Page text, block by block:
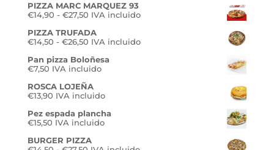
precios:
desde
hasta
€7,90
PIZZA MARC MARQUEZ 93
€14,90 - €27,50Rango
precios:
desde
hasta
€27,50
IVA incluido
PIZZA TRUFADA
€14,50 - €26,50Rango
precios:
desde
hasta
€26,50
IVA incluido
Pan pizza Boloñesa
€7,50 IVA incluido
ROSCA LOJEÑA
€13,90 IVA incluido
Pez espada plancha
€15,50 IVA incluido
BURGER PIZZA